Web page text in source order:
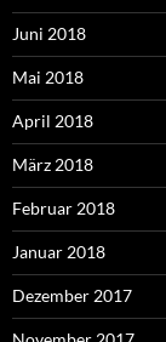
Juni 2018
Mai 2018
April 2018
März 2018
Februar 2018
Januar 2018
Dezember 2017